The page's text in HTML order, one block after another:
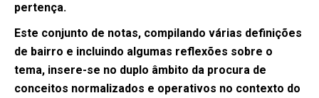
pertença.
Este conjunto de notas, compilando várias definições
de bairro e incluindo algumas reflexões sobre o
tema, insere-se no duplo âmbito da procura de
conceitos normalizados e operativos no contexto do